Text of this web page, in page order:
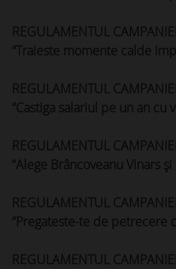
REGULAMENTUL
“Traieste momente calde
REGULAMENTUL
“Castiga salariul pe un an cu
REGULAMENTUL
“Alege Brâncoveanu Vinars
REGULAMENTUL
“Pregateste-te de petrecere
REGULAMENTUL